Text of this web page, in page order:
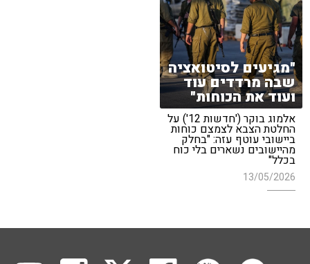
"מגיעים לסיטואציה
שבה מרדדים עוד
ועוד את הכוחות"
אלמוג בוקר ('חדשות 12') על
החלטת הצבא לצמצם כוחות
ביישובי עוטף עזה: "בחלק
מהיישובים נשארים בלי כוח
בכלל"
13/05/2026